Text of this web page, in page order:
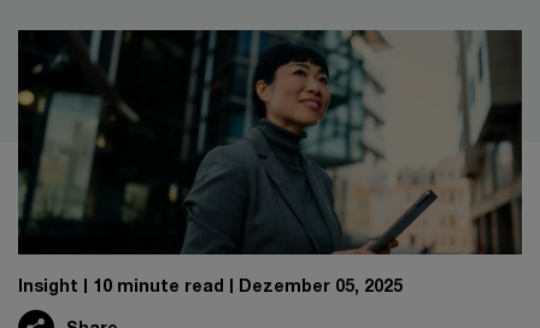
Insight 10 minute read Dezember 05, 2025